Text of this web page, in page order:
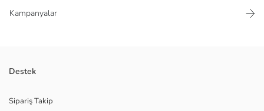
Kampanyalar
desenli ve düz olmak üzere üç farklı modelden oluşur.
Destek
Sipariş Takip